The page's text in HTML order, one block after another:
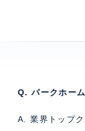
Q. パークホー
A. 業界トップ